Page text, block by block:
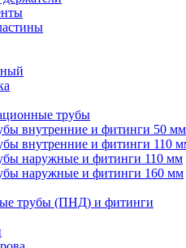
трубы
внутренние и фитинги 50 мм
внутренние и фитинги 110
наружные и фитинги 110 мм
наружные и фитинги 160 мм
трубы (ПНД) и фитинги